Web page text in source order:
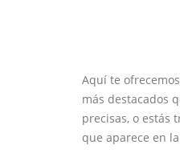
Aquí te
más destacados
precisas, o estás
que aparece en